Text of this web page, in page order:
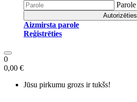
Parole
Autorizēties
Aizmirsta parole
Reģistrēties
0
0,00 €
Jūsu pirkumu grozs ir tukšs!